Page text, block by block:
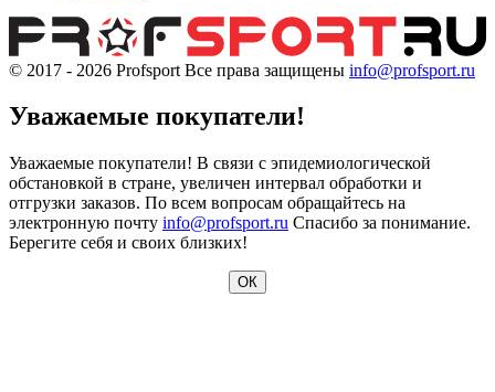
© 2017 - 2026 Profsport Все права защищены info@profsport.ru
Уважаемые покупатели!
Уважаемые покупатели! В связи с эпидемиологической
обстановкой в стране, увеличен интервал обработки и
отгрузки заказов. По всем вопросам обращайтесь на
электронную почту info@profsport.ru Спасибо за понимание.
Берегите себя и своих близких!
ОК